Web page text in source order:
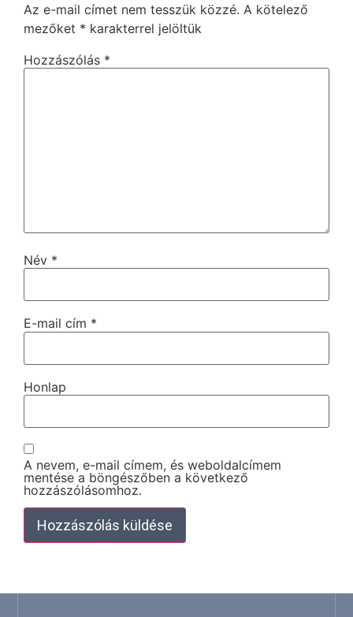
Az e-mail címet nem tesszük közzé. A kötelező
mezőket * karakterrel jelöltük
Hozzászólás *
Név *
E-mail cím *
Honlap
A nevem, e-mail címem, és weboldalcímem
mentése a böngészőben a következő
hozzászólásomhoz.